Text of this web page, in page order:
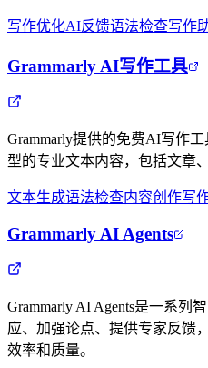
写作优化AI反馈语法检查写作
Grammarly AI写作工具
Grammarly提供的免费AI写作
型的专业文本内容，包括文章
文本生成语法检查内容创作写
Grammarly AI Agents
Grammarly AI Agents是一系列
应、加强论点、提供专家反馈
效率和质量。